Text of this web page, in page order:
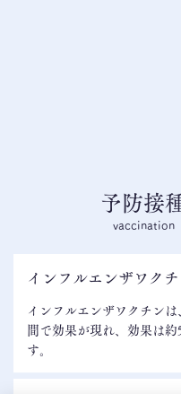
予防接
vaccination
インフルエンザワク
インフルエンザワクチンは
間で効果が現れ、効果は約
す。